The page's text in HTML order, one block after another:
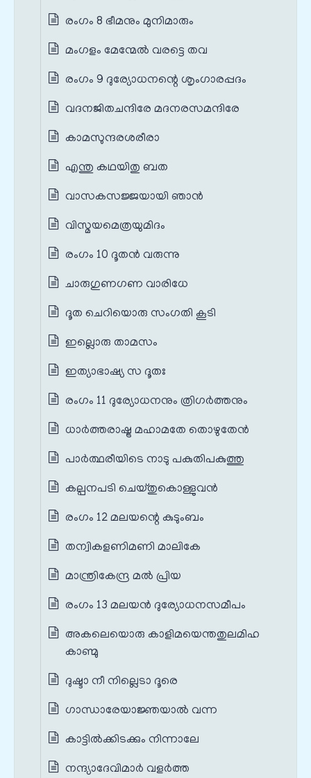
രംഗം 8 ഭീമനും മുനിമാരും
മംഗളം മേന്മേൽ വരട്ടെ തവ
രംഗം 9 ദുര്യോധനന്റെ ശൃംഗാരപ്പദം
വദനജിതചന്ദിരേ മദനരസമന്ദിരേ
കാമസുന്ദരശരീരാ
എന്തു കഥയിതു ബത
വാസകസജ്ജയായി ഞാൻ
വിസ്മയമെത്രയുമിദം
രംഗം 10 ദൂതൻ വരുന്നു
ചാരുഗുണഗണ വാരിധേ
ദൂത ചെറിയൊരു സംഗതി കൂടി
ഇല്ലൊരു താമസം
ഇത്യാഭാഷ്യ സ ദൂതഃ
രംഗം 11 ദുര്യോധനനും ത്രിഗർത്തനും
ധാർത്തരാഷ്ട്ര മഹാമതേ തൊഴുതേൻ
പാർത്ഥരീയിടെ നാടു പകുതിപകുത്തു
കല്പനപടി ചെയ്തുകൊള്ളുവൻ
രംഗം 12 മലയന്റെ കുടുംബം
തന്വികളണിമണി മാലികേ
മാന്ത്രികേന്ദ്ര മൽ പ്രിയ
രംഗം 13 മലയൻ ദുര്യോധനസമീപം
അകലെയൊരു കാളിമയെന്തതുലമിഹ
കാണ്മു
ദുഷ്ടാ നീ നില്ലെടാ ദൂരെ
ഗാന്ധാരേയാജ്ഞയാൽ വന്ന
കാട്ടിൽക്കിടക്കും നിന്നാലേ
നന്ദ്യാദേവിമാർ വളർത്ത